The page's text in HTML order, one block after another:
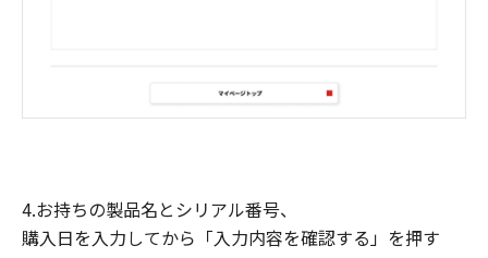
4.お持ちの製品名とシリアル番号、
購入日を入力してから「入力内容を確認する」を押す